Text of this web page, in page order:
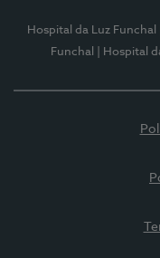
Hospital da Luz Funchal
Funchal
| Hospital